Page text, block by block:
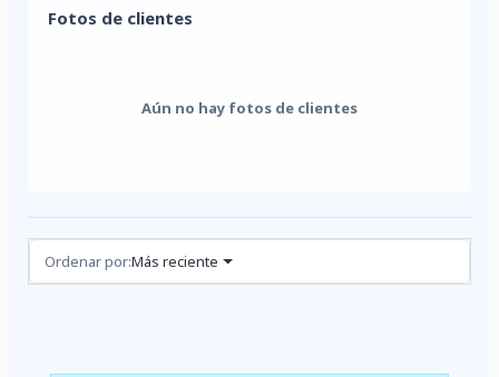
Fotos de clientes
Aún no hay fotos de clientes
Reseñas (0)
Ordenar por:Más reciente